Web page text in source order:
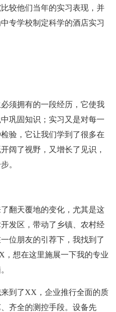
较他们当年的实习表现，并
专学校制定科学的酒店实习
须拥有的一段经历，它使我
巩固知识；实习又是对每一
验，它让我们学到了很多在
阔了视野，又增长了见识，
。
翻天覆地的变化，尤其是这
发区，带动了乡镇、农村经
位朋友的引荐下，我找到了
，想在这里施展一下我的专业
到了XX，企业推行全面的质
齐全的测控手段。设备先